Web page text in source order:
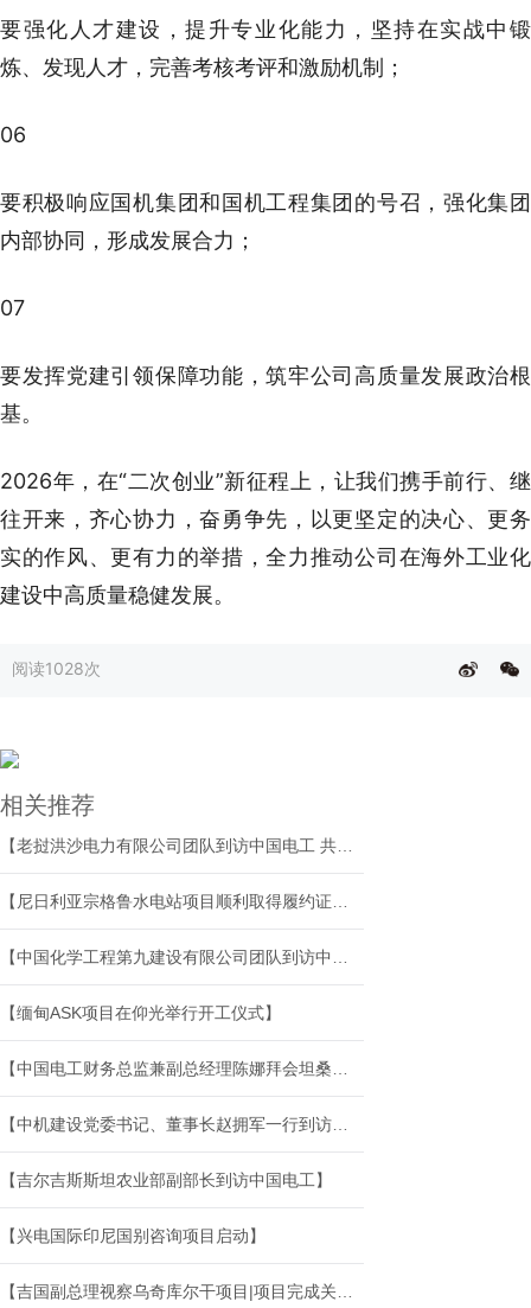
要强化人才建设，提升专业化能力，坚持在实战中锻
炼、发现人才，完善考核考评和激励机制；
06
要积极响应国机集团和国机工程集团的号召，强化集团
内部协同，形成发展合力；
07
要发挥党建引领保障功能，筑牢公司高质量发展政治根
基。
2026年，在“二次创业”新征程上，让我们携手前行、继
往开来，齐心协力，奋勇争先，以更坚定的决心、更务
实的作风、更有力的举措，全力推动公司在海外工业化
建设中高质量稳健发展。
阅读1028次
相关推荐
【缅甸ASK项目在仰光举行开工仪式】
【吉尔吉斯斯坦农业部副部长到访中国电工】
【兴电国际印尼国别咨询项目启动】